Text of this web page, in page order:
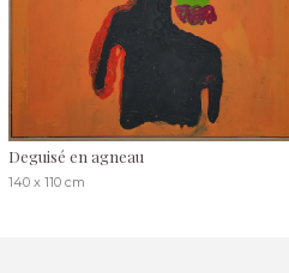
Deguisé en agneau
140 x 110 cm